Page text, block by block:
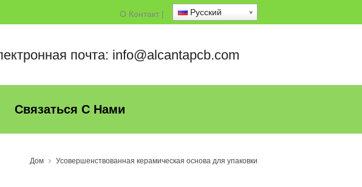
О Контакт | Русский
почта: info@alcantapcb.com
Связаться С Нами
Дом Усовершенствованная керамическая основа для упаковки